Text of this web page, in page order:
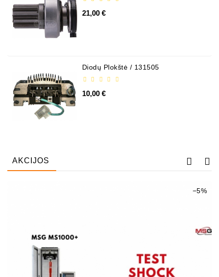
21,00 €
Diodų Plokštė / 131505
10,00 €
AKCIJOS
−5%